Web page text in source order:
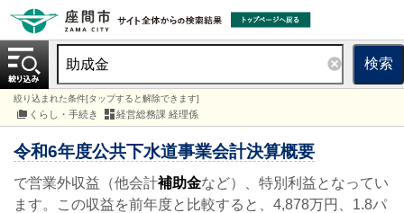
検索
絞り込まれた条件[タップすると解除できます]
くらし・手続き 経営総務課 経理係
令和6年度公共下水道事業会計決算概要
で営業外収益（他会計補助金など）、特別利益となってい
ます。この収益を前年度と比較すると、4,878万円、1.8パ